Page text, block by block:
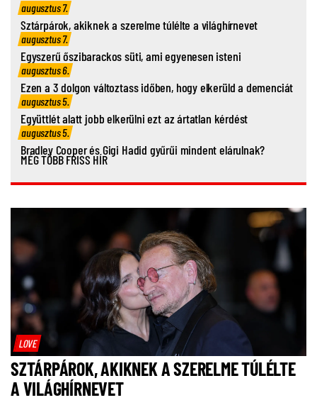
augusztus 7.
Sztárpárok, akiknek a szerelme túlélte a világhírnevet
augusztus 7.
Egyszerű őszibarackos süti, ami egyenesen isteni
augusztus 6.
Ezen a 3 dolgon változtass időben, hogy elkerüld a demenciát
augusztus 5.
Együttlét alatt jobb elkerülni ezt az ártatlan kérdést
augusztus 5.
Bradley Cooper és Gigi Hadid gyűrűi mindent elárulnak?
MÉG TÖBB FRISS HÍR
LOVE
SZTÁRPÁROK, AKIKNEK A SZERELME TÚLÉLTE
A VILÁGHÍRNEVET